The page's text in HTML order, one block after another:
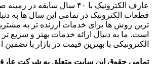
عارف الکترونیک با ۴۰ سال سابقه
قطعات الکترونیک در تمامی این سال ها به
ترین روش ها برای خدمات ارزنده تر به
است. ما به دنبال ارائه خدمات بهتر و
الکترونیکی با بهترین قیمت در بازار با
تمامی حقوق این سایت متعلق به شرکت